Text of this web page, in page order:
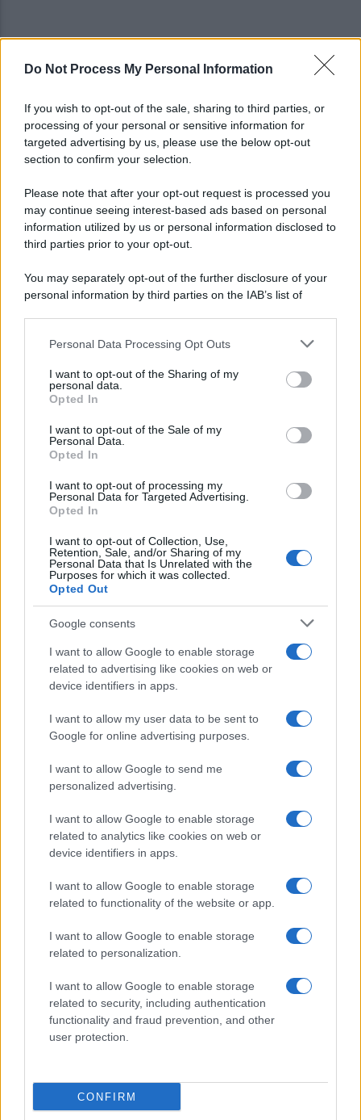
Do Not Process My Personal Information
If you wish to opt-out of the sale, sharing to third parties, or
processing of your personal or sensitive information for
targeted advertising by us, please use the below opt-out
section to confirm your selection.
Please note that after your opt-out request is processed you
may continue seeing interest-based ads based on personal
information utilized by us or personal information disclosed to
third parties prior to your opt-out.
You may separately opt-out of the further disclosure of your
personal information by third parties on the IAB’s list of
This information may also be disclosed by us to third parties
disclose it to other third parties.
Please note that this website/app uses one or more Google
services and may gather and store information including but
not limited to your visit or usage behaviour. You may click to
grant or deny consent to Google and its third-party tags to
consent section.
Personal Data Processing Opt Outs
I want to opt-out of the Sharing of my
personal data.
Opted In
I want to opt-out of the Sale of my
Personal Data.
Opted In
I want to opt-out of processing my
Personal Data for Targeted Advertising.
Opted In
I want to opt-out of Collection, Use,
Retention, Sale, and/or Sharing of my
Personal Data that Is Unrelated with the
Purposes for which it was collected.
Opted Out
Google consents
I want to allow Google to enable storage
related to advertising like cookies on web or
device identifiers in apps.
I want to allow my user data to be sent to
Google for online advertising purposes.
I want to allow Google to send me
personalized advertising.
I want to allow Google to enable storage
related to analytics like cookies on web or
device identifiers in apps.
I want to allow Google to enable storage
related to functionality of the website or app.
I want to allow Google to enable storage
related to personalization.
I want to allow Google to enable storage
related to security, including authentication
functionality and fraud prevention, and other
user protection.
CONFIRM
Grande Sarno, confronto a Montoro: "Subito
Spaccio di droga a Roma, 13 arresti: nei guai
anche un 26enne avellinese
CHI SIAMO CONTATTI PUBBLICITÀ LAVORA CON NOI
OTTO CHANNEL
Iscritto al Registro degli Operatori di Comunicazione n. 37512
© Riproduzione Riservata – Ne è consentita esclusivamente una
riproduzione parziale con citazione della fonte corretta